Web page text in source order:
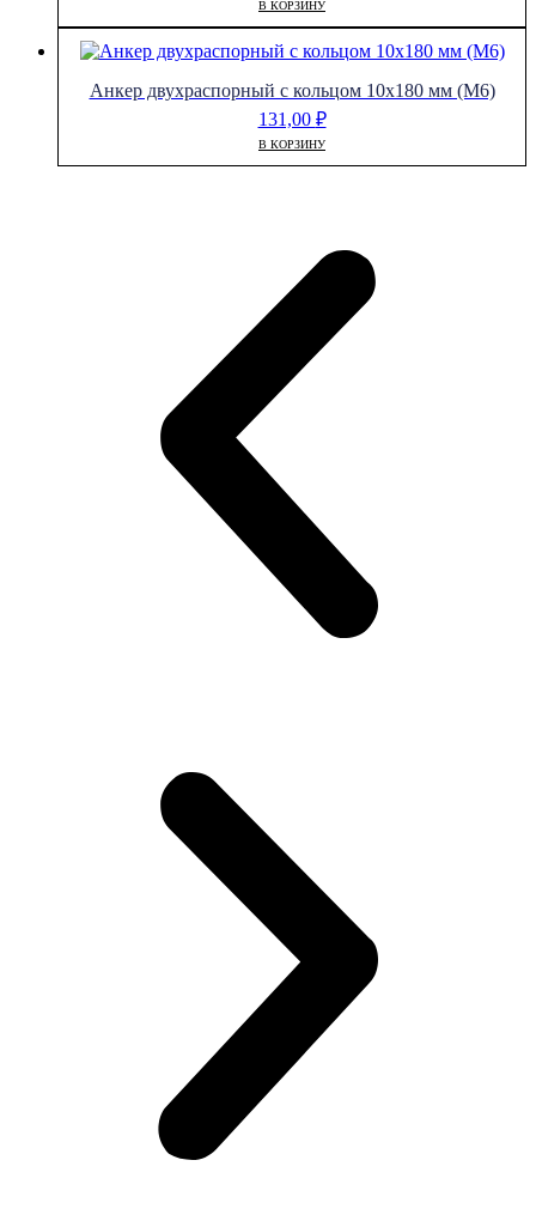
В КОРЗИНУ
Анкер двухраспорный с кольцом 10х180 мм (М6)
131,00 ₽
В КОРЗИНУ